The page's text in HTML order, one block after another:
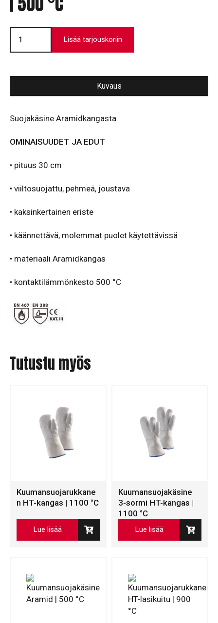
Kuumansuojakäsine
Aramid
500
Lisää tarjouskoriin
Kuvaus
Suojakäsine Aramidkangasta.
OMINAISUUDET JA EDUT
• pituus 30 cm
• viiltosuojattu, pehmeä, joustava
• kaksinkertainen eriste
• käännettävä, molemmat puolet käytettävissä
• materiaali Aramidkangas
• kontaktilämmönkesto 500 °C
Tutustu myös
Kuumansuojarukkane
n HT-kangas | 1100 °C
Lue lisää
Kuumansuojakäsine
3-sormi HT-kangas |
1100 °C
Lue lisää